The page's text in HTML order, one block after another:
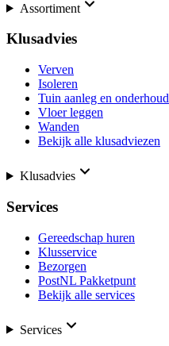
Assortiment
Klusadvies
Verven
Isoleren
Tuin aanleg en onderhoud
Vloer leggen
Wanden
Bekijk alle klusadviezen
Klusadvies
Services
Gereedschap huren
Klusservice
Bezorgen
PostNL Pakketpunt
Bekijk alle services
Services